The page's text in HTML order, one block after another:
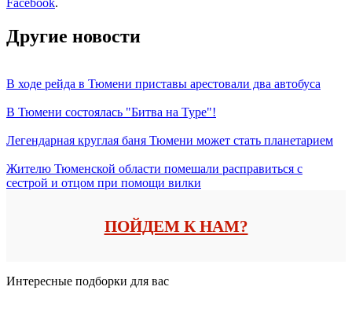
Другие новости
В ходе рейда в Тюмени приставы арестовали два автобуса
В Тюмени состоялась "Битва на Туре"!
Легендарная круглая баня Тюмени может стать планетарием
Жителю Тюменской области помешали расправиться с
сестрой и отцом при помощи вилки
ПОЙДЕМ К НАМ?
Интересные подборки для вас